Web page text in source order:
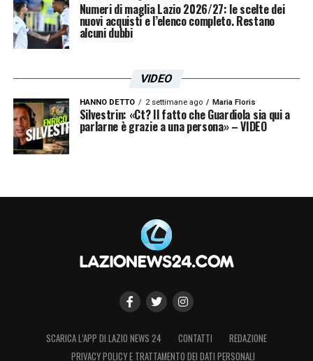
Numeri di maglia Lazio 2026/27: le scelte dei
nuovi acquisti e l’elenco completo. Restano
alcuni dubbi
VIDEO
HANNO DETTO 2 settimane ago Maria Floris
Silvestrin: «Ct? Il fatto che Guardiola sia qui a
parlarne è grazie a una persona» – VIDEO
SCARICA L’APP DI LAZIO NEWS 24 CONTATTI
REDAZIONE
PRIVACY POLICY E TRATTAMENTO DEI DATI PERSONALI